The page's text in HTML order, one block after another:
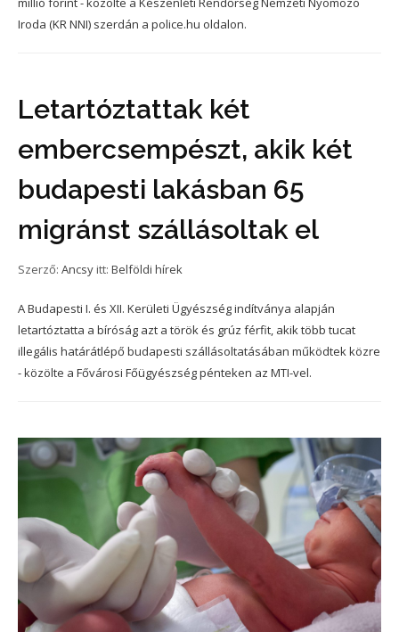
Iroda (KR NNI) szerdán a police.hu oldalon.
Letartóztattak két
embercsempészt, akik két
budapesti lakásban 65
migránst szállásoltak el
Szerző: Ancsy itt: Belföldi hírek
A Budapesti I. és XII. Kerületi Ügyészség indítványa alapján
letartóztatta a bíróság azt a török és grúz férfit, akik több tucat
illegális határátlépő budapesti szállásoltatásában működtek közre
- közölte a Fővárosi Főügyészség pénteken az MTI-vel.